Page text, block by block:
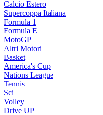
Calcio Estero
Supercoppa Italiana
Formula 1
Formula E
MotoGP
Altri Motori
Basket
America's Cup
Nations League
Tennis
Sci
Volley
Drive UP